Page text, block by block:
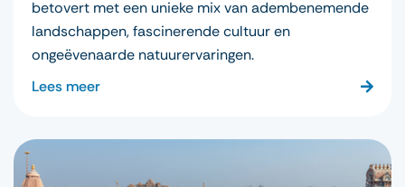
betovert met een unieke mix van adembenemende
landschappen, fascinerende cultuur en
ongeëvenaarde natuurervaringen.
Lees meer